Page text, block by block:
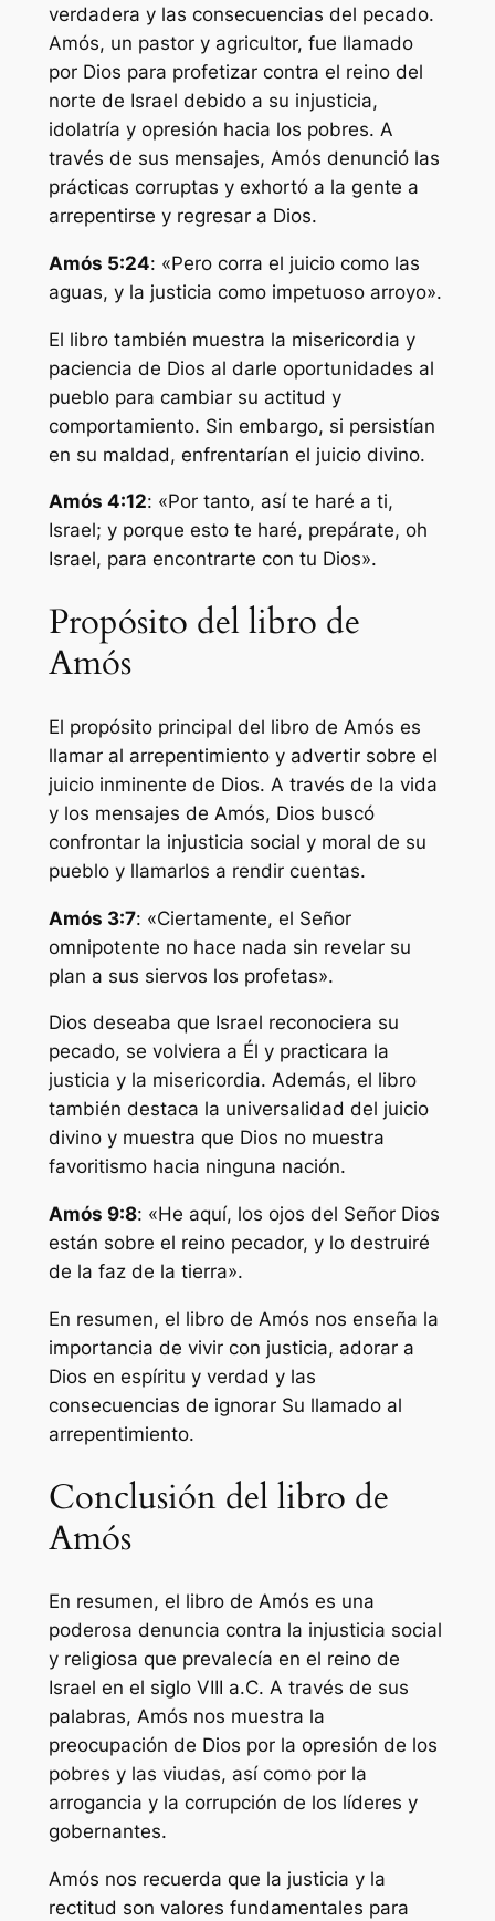
verdadera y las consecuencias del pecado.
Amós, un pastor y agricultor, fue llamado
por Dios para profetizar contra el reino del
norte de Israel debido a su injusticia,
idolatría y opresión hacia los pobres. A
través de sus mensajes, Amós denunció las
prácticas corruptas y exhortó a la gente a
arrepentirse y regresar a Dios.
Amós 5:24: «Pero corra el juicio como las
aguas, y la justicia como impetuoso arroyo».
El libro también muestra la misericordia y
paciencia de Dios al darle oportunidades al
pueblo para cambiar su actitud y
comportamiento. Sin embargo, si persistían
en su maldad, enfrentarían el juicio divino.
Amós 4:12: «Por tanto, así te haré a ti,
Israel; y porque esto te haré, prepárate, oh
Israel, para encontrarte con tu Dios».
Propósito del libro de
Amós
El propósito principal del libro de Amós es
llamar al arrepentimiento y advertir sobre el
juicio inminente de Dios. A través de la vida
y los mensajes de Amós, Dios buscó
confrontar la injusticia social y moral de su
pueblo y llamarlos a rendir cuentas.
Amós 3:7: «Ciertamente, el Señor
omnipotente no hace nada sin revelar su
plan a sus siervos los profetas».
Dios deseaba que Israel reconociera su
pecado, se volviera a Él y practicara la
justicia y la misericordia. Además, el libro
también destaca la universalidad del juicio
divino y muestra que Dios no muestra
favoritismo hacia ninguna nación.
Amós 9:8: «He aquí, los ojos del Señor Dios
están sobre el reino pecador, y lo destruiré
de la faz de la tierra».
En resumen, el libro de Amós nos enseña la
importancia de vivir con justicia, adorar a
Dios en espíritu y verdad y las
consecuencias de ignorar Su llamado al
arrepentimiento.
Conclusión del libro de
Amós
En resumen, el libro de Amós es una
poderosa denuncia contra la injusticia social
y religiosa que prevalecía en el reino de
Israel en el siglo VIII a.C. A través de sus
palabras, Amós nos muestra la
preocupación de Dios por la opresión de los
pobres y las viudas, así como por la
arrogancia y la corrupción de los líderes y
gobernantes.
Amós nos recuerda que la justicia y la
rectitud son valores fundamentales para